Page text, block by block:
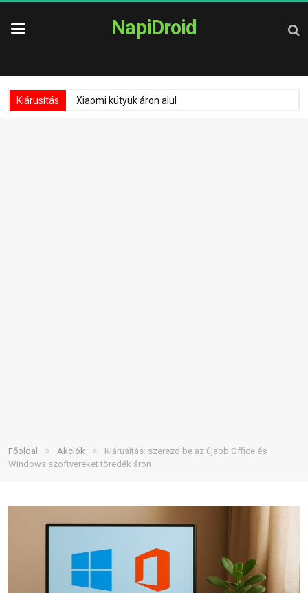
NapiDroid
Kiárusítás Xiaomi kütyük áron alul
Főoldal » Akciók »
Kiárusítás: szerezd be az újabb Office és
Windows szoftvereket töredék áron